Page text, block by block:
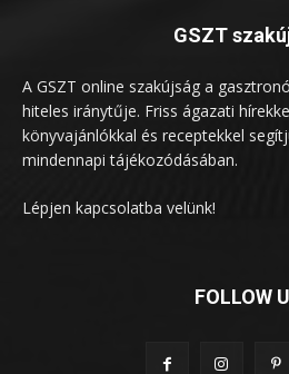
GSZT
A GSZT online szakújság a
hiteles iránytűje. Friss ágazati
könyvajánlókkal és receptekkel
mindennapi tájékozódásában.
Lépjen kapcsolatba velünk!
FOLLOW